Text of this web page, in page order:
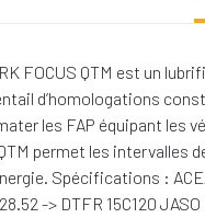
FOCUS QTM est un
d’homologations
les FAP équipant les
permet les intervalles
Spécifications :
-> DTFR 15C120